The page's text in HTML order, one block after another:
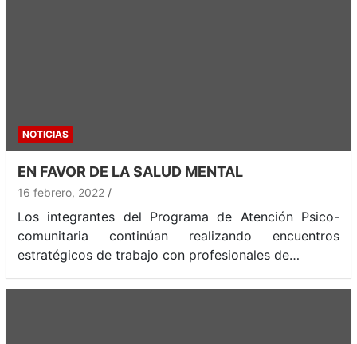
NOTICIAS
EN FAVOR DE LA SALUD MENTAL
16 febrero, 2022
Los integrantes del Programa de Atención Psico-
comunitaria continúan realizando encuentros
estratégicos de trabajo con profesionales de…